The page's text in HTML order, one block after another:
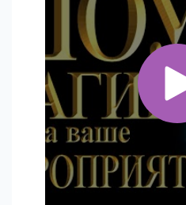
+ МЫ ПОДБЕРЕМ ДЛЯ ВАС
ЦЕНЕ И ПО КАЧЕСТВУ
+ МЫ ГАРАНТИРУЕМ ЧТО